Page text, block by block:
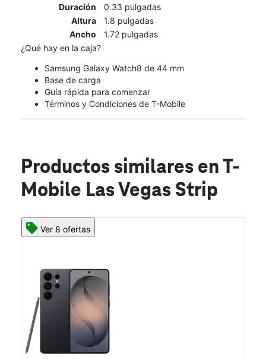
Duración
0.33 pulgadas
Altura
1.8 pulgadas
Ancho
1.72 pulgadas
¿Qué hay en la caja?
Samsung Galaxy Watch8 de 44 mm
Base de carga
Guía rápida para comenzar
Términos y Condiciones de T-Mobile
Productos similares en T-
Mobile Las Vegas Strip
Ver 8 ofertas